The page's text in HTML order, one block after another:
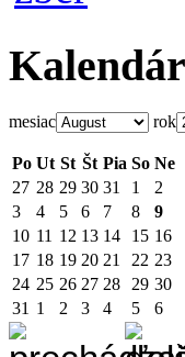
Kalendár
mesiac rok
Po Ut St Št Pia So Ne
27 28 29 30 31 1
2
3
4 5 6 7 8
9
10 11 12 13 14 15 16
17 18 19 20 21 22 23
24 25 26 27 28 29 30
31 1 2 3 4 5 6